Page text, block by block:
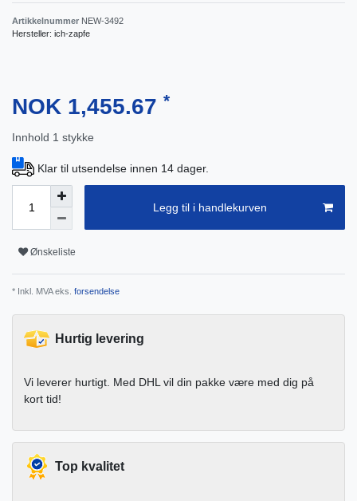
Artikkelnummer NEW-3492
Hersteller: ich-zapfe
NOK 1,455.67 *
Innhold 1 stykke
Klar til utsendelse innen 14 dager.
Legg til i handlekurven
Ønskeliste
* Inkl. MVA eks. forsendelse
Hurtig levering
Vi leverer hurtigt. Med DHL vil din pakke være med dig på
kort tid!
Top kvalitet